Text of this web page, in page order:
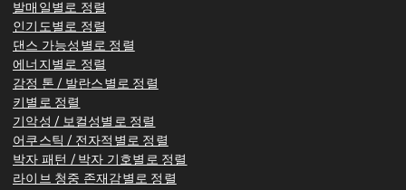
발매일별로 정렬
인기도별로 정렬
댄스 가능성별로 정렬
에너지별로 정렬
감정 톤 / 발란스별로 정렬
키별로 정렬
기악성 / 보컬성별로 정렬
어쿠스틱 / 전자적별로 정렬
박자 패턴 / 박자 기호별로 정렬
라이브 청중 존재감별로 정렬